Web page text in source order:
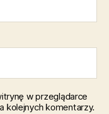
w przeglądarce
kolejnych komentarzy.